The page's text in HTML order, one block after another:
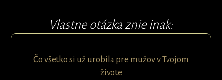
Vlastne otázka znie inak:
Čo všetko si už urobila pre mužov v Tvojom
živote